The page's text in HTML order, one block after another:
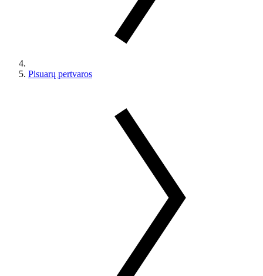
Pisuarų pertvaros